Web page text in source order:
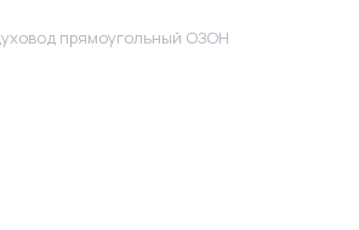
прямоугольный ОЗОН